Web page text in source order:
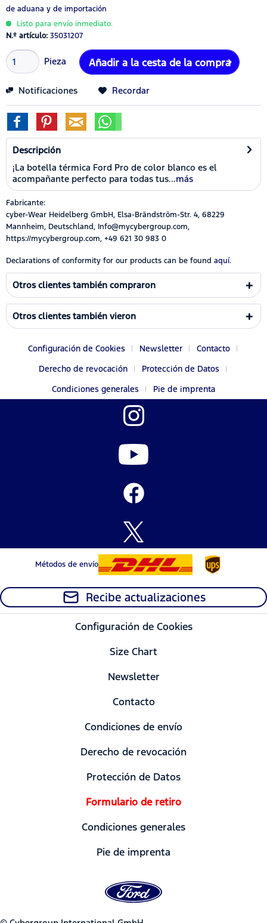
de aduana y de importación
Listo para envío inmediato.
N.º artículo: 35031207
Pieza Añadir a la cesta de la compra
Notificaciones Recordar
Descripción
¡La botella térmica Ford Pro de color blanco es el
acompañante perfecto para todas tus...más
Fabricante:
cyber-Wear Heidelberg GmbH, Elsa-Brändström-Str. 4, 68229
Mannheim, Deutschland, Info@mycybergroup.com,
https://mycybergroup.com, +49 621 30 983 0
Declarations of conformity for our products can be found aquí.
Otros clientes también compraron
Otros clientes también vieron
Configuración de Cookies Newsletter
Contacto
Derecho de revocación
Protección de Datos
Condiciones generales
Pie de imprenta
Métodos de envío
Recibe actualizaciones
Configuración de Cookies
Size Chart
Newsletter
Contacto
Condiciones de envío
Derecho de revocación
Protección de Datos
Formulario de retiro
Condiciones generales
Pie de imprenta